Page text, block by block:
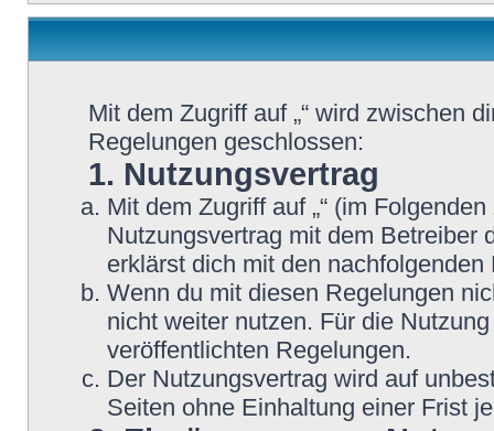
Mit dem Zugriff auf „“ wird zwischen
Regelungen geschlossen:
1. Nutzungsvertrag
Mit dem Zugriff auf „“ (im
Nutzungsvertrag mit dem Betreiber
erklärst dich mit den
Wenn du mit diesen Regelungen
nicht weiter nutzen. Für die
veröffentlichten Regelungen.
Der Nutzungsvertrag wird auf
Seiten ohne Einhaltung einer Frist